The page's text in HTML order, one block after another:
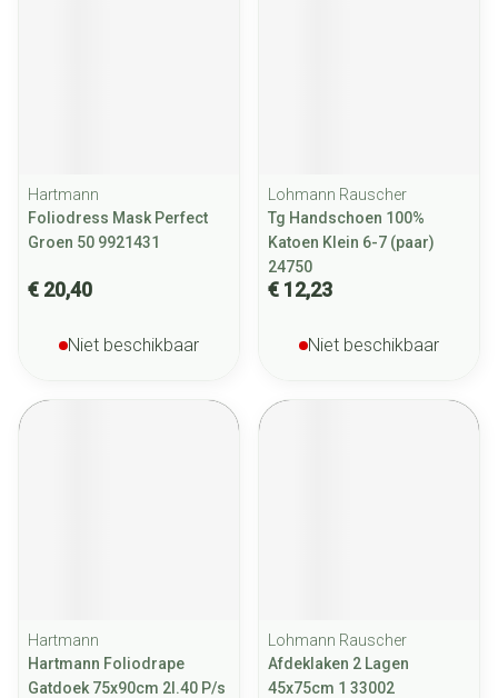
Hartmann
Foliodress Mask Perfect
Groen 50 9921431
€ 20,40
Niet beschikbaar
Lohmann Rauscher
Tg Handschoen 100%
Katoen Klein 6-7 (paar)
24750
€ 12,23
Niet beschikbaar
Hartmann
Hartmann Foliodrape
Gatdoek 75x90cm 2l.40 P/s
Lohmann Rauscher
Afdeklaken 2 Lagen
45x75cm 1 33002